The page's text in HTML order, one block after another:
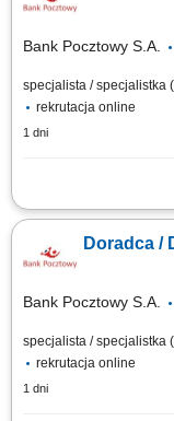
multidoradcy poprzez
Bank Pocztowy S.A.
specjalista / specjalistka
rekrutacja online
1 dni
Twój zakres
sprzedażowych,
wysoką jakość obsługi,
Doradca /
Bank Pocztowy S.A.
specjalista / specjalistka
rekrutacja online
1 dni